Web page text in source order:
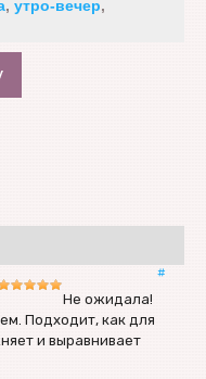
, утро-вечер,
#
Не ожидала!
Подходит, как для
и выравнивает